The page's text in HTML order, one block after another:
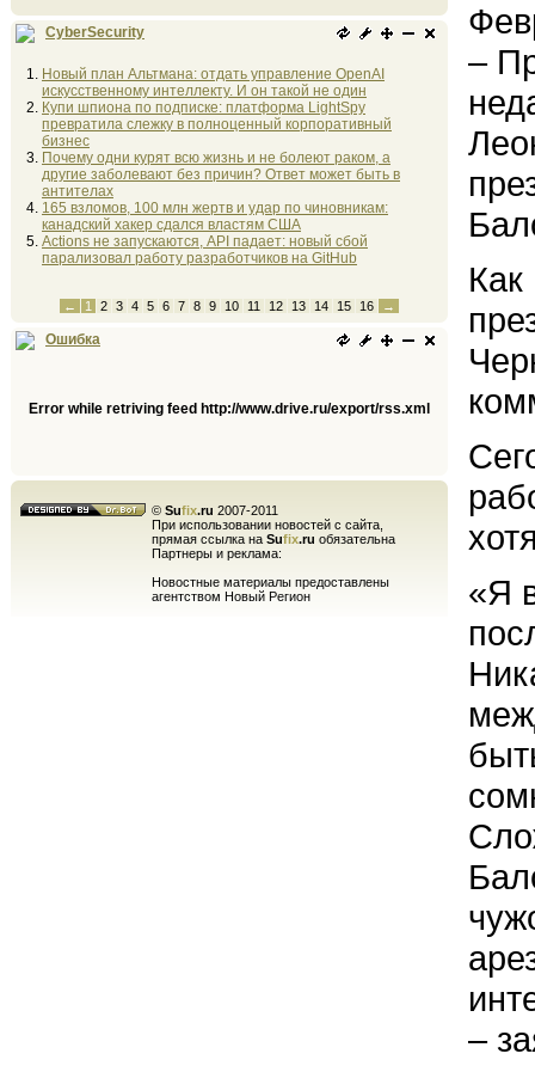
CyberSecurity
Новый план Альтмана: отдать управление OpenAI
искусственному интеллекту. И он такой не один
Купи шпиона по подписке: платформа LightSpy
превратила слежку в полноценный корпоративный
бизнес
Почему одни курят всю жизнь и не болеют раком, а
другие заболевают без причин? Ответ может быть в
антителах
165 взломов, 100 млн жертв и удар по чиновникам:
канадский хакер сдался властям США
Actions не запускаются, API падает: новый сбой
парализовал работу разработчиков на GitHub
← 1 2 3 4 5 6 7 8 9 10 11 12 13 14 15 16 →
Ошибка
Error while retriving feed http://www.drive.ru/export/rss.xml
© Sufix.ru 2007-2011
При использовании новостей с сайта,
прямая ссылка на Sufix.ru обязательна
Партнеры и реклама:
Новостные материалы предоставлены
агентством Новый Регион
–
Как
«Я
–